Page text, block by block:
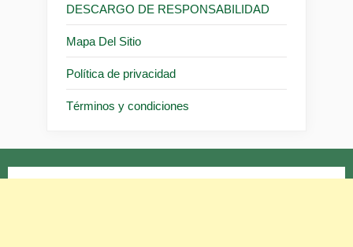
DESCARGO DE RESPONSABILIDAD
Mapa Del Sitio
Política de privacidad
Términos y condiciones